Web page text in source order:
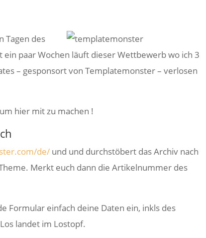
Tagen des
paar Wochen läuft dieser Wettbewerb wo ich 3
– gesponsort von Templatemonster – verlosen
hier mit zu machen !
de/und und durchstöbert das Archiv nach
Merkt euch dann die Artikelnummer des
Formular einfach deine Daten ein, inkls des
landet im Lostopf.